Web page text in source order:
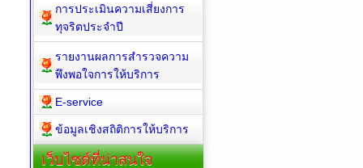
การประเมินความเสี่ยงการ
ทุจริตประจำปี
รายงานผลการสำรวจความ
พึงพอใจการให้บริการ
E-service
ข้อมูลเชิงสถิติการให้บริการ
เว็บไซต์ที่น่าสนใจ